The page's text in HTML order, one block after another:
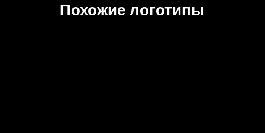
Похожие логотипы